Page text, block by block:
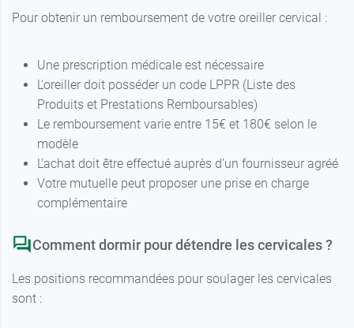
Pour obtenir un remboursement de votre oreiller cervical :
Une prescription médicale est nécessaire
L'oreiller doit posséder un code LPPR (Liste des
Produits et Prestations Remboursables)
Le remboursement varie entre 15€ et 180€ selon le
modèle
L'achat doit être effectué auprès d'un fournisseur agréé
Votre mutuelle peut proposer une prise en charge
complémentaire
Comment dormir pour détendre les cervicales ?
Les positions recommandées pour soulager les cervicales
sont :